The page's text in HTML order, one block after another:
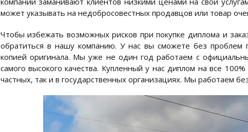
может указывать на недобросовестных продавцов или товар
Чтобы избежать возможных рисков при покупке диплома и
обратиться в нашу компанию. У нас вы сможете без проблем
копией оригинала. Мы уже не один год работаем с
самого высокого качества. Купленный у нас диплом на все
частных, так и в государственных организациях. Мы работаем